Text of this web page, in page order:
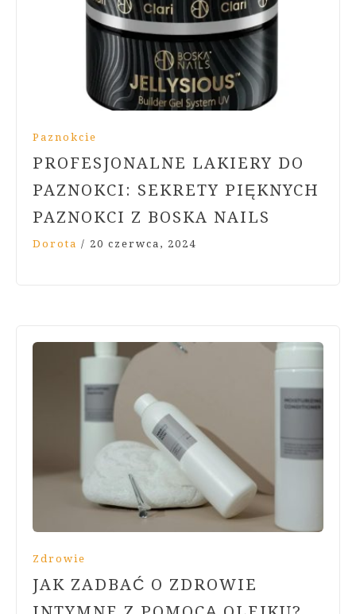
Paznokcie
PROFESJONALNE LAKIERY DO
PAZNOKCI: SEKRETY PIĘKNYCH
PAZNOKCI Z BOSKA NAILS
Dorota / 20 czerwca, 2024
Zdrowie
JAK ZADBAĆ O ZDROWIE